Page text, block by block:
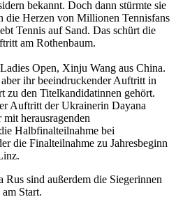
bekannt. Doch dann stürmte sie
die Herzen von Millionen Tennisfans
Tennis auf Sand. Das schürt die
am Rothenbaum.
Open, Xinju Wang aus China.
ihr beeindruckender Auftritt in
zu den Titelkandidatinnen gehört.
Auftritt der Ukrainerin Dayana
herausragenden
Halbfinalteilnahme bei
die Finalteilnahme zu Jahresbeginn
sind außerdem die Siegerinnen
Start.